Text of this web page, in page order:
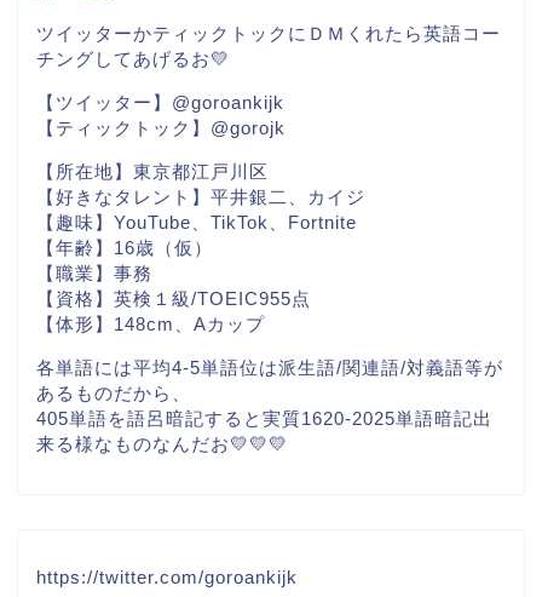
ツイッターかティックトックにＤＭくれたら英語コー
チングしてあげるお💛
【ツイッター】@goroankijk
【ティックトック】@gorojk
【所在地】東京都江戸川区
【好きなタレント】平井銀二、カイジ
【趣味】YouTube、TikTok、Fortnite
【年齢】16歳（仮）
【職業】事務
【資格】英検１級/TOEIC955点
【体形】148cm、Aカップ
各単語には平均4-5単語位は派生語/関連語/対義語等が
あるものだから、
405単語を語呂暗記すると実質1620-2025単語暗記出
来る様なものなんだお💛💛💛
https://twitter.com/goroankijk